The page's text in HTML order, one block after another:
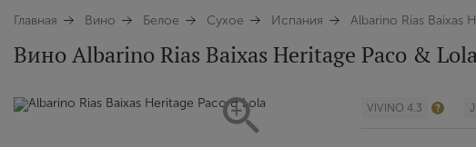
Главная Вино Белое Сухое Испания Albarino Rias Baixas
Вино Albarino Rias Baixas Heritage Paco &
VIVINO 4.3